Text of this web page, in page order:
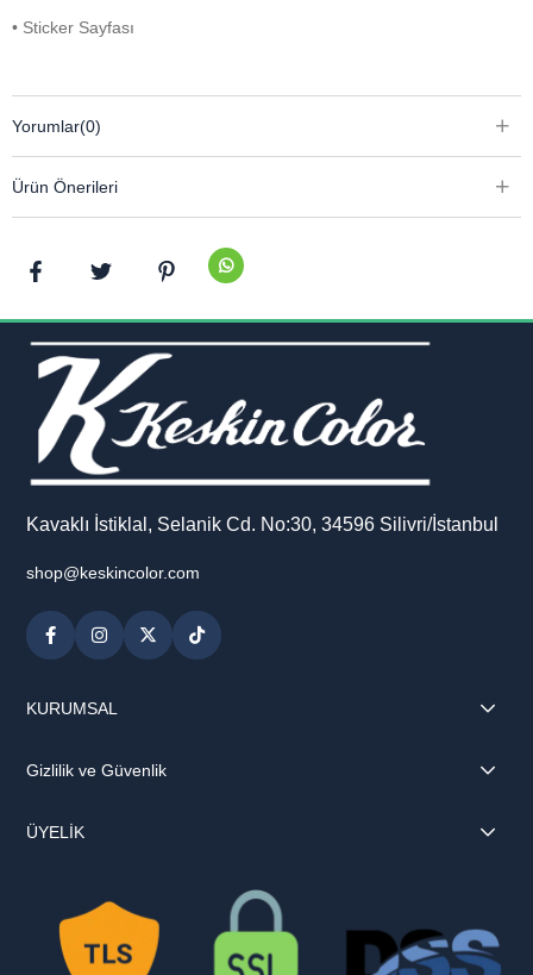
• Sticker Sayfası
Yorumlar(0)
Ürün Önerileri
Kavaklı İstiklal, Selanik Cd. No:30, 34596 Silivri/İstanbul
shop@keskincolor.com
KURUMSAL
Gizlilik ve Güvenlik
ÜYELİK